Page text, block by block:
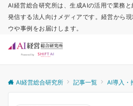
AI経営総合研究所は、生成AIの活用で業務
発信する法人向けメディアです。経営から
ウや事例をお届けします。
AI経営総合研究所 記事一覧 AI導入・